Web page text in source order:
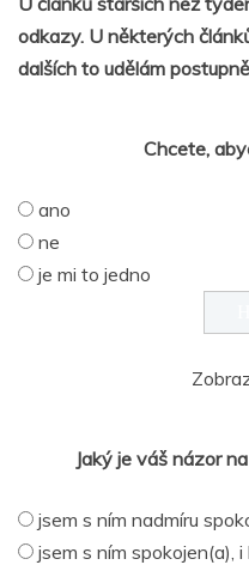
odkazy. U některých
dalších to udělám
Chcete,
ano
ne
je mi to jedno
Jaký je váš názor
jsem s ním nadmíru
jsem s ním spokojen(a),